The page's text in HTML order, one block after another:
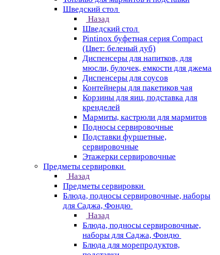
Шведский стол
Назад
Шведский стол
Pintinox буфетная серия Compact
(Цвет: беленый дуб)
Диспенсеры для напитков, для
мюсли, булочек, емкости для джема
Диспенсеры для соусов
Контейнеры для пакетиков чая
Корзины для яиц, подставка для
кренделей
Мармиты, кастрюли для мармитов
Подносы сервировочные
Подставки фуршетные,
сервировочные
Этажерки сервировочные
Предметы сервировки
Назад
Предметы сервировки
Блюда, подносы сервировочные, наборы
для Саджа, Фондю
Назад
Блюда, подносы сервировочные,
наборы для Саджа, Фондю
Блюда для морепродуктов,